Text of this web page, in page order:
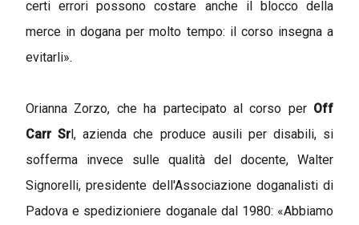
certi errori possono costare anche il blocco della
merce in dogana per molto tempo: il corso insegna a
evitarli».
Orianna Zorzo, che ha partecipato al corso per Off
Carr Srl, azienda che produce ausili per disabili, si
sofferma invece sulle qualità del docente, Walter
Signorelli, presidente dell'Associazione doganalisti di
Padova e spedizioniere doganale dal 1980: «Abbiamo